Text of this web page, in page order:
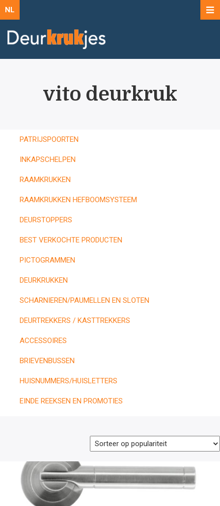
NL
vito deurkruk
PATRIJSPOORTEN
INKAPSCHELPEN
RAAMKRUKKEN
RAAMKRUKKEN HEFBOOMSYSTEEM
DEURSTOPPERS
BEST VERKOCHTE PRODUCTEN
PICTOGRAMMEN
DEURKRUKKEN
SCHARNIEREN/PAUMELLEN EN SLOTEN
DEURTREKKERS / KASTTREKKERS
ACCESSOIRES
BRIEVENBUSSEN
HUISNUMMERS/HUISLETTERS
EINDE REEKSEN EN PROMOTIES